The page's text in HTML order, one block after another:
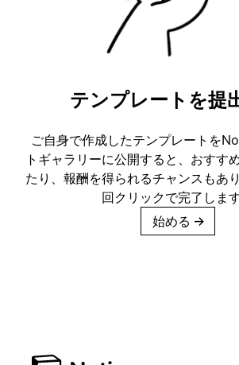
テンプレートを提
ご自身で作成したテンプレートを
トギャラリーに公開すると、おすす
たり、報酬を得られるチャンスもあ
回クリックで完了します
始める →